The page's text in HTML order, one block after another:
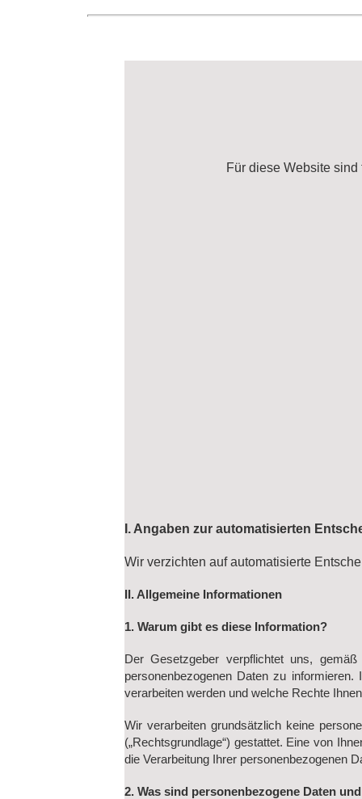
Für diese Website
I. Angaben zur automatisierten
Wir verzichten auf automatisierte
II. Allgemeine Informationen
1. Warum gibt es diese Information?
Der Gesetzgeber verpflichtet uns,
personenbezogenen Daten zu
verarbeiten werden und welche Rechte
Wir verarbeiten grundsätzlich keine
(„Rechtsgrundlage“) gestattet. Eine von
die Verarbeitung Ihrer personenbezogenen
2. Was sind personenbezogene Daten